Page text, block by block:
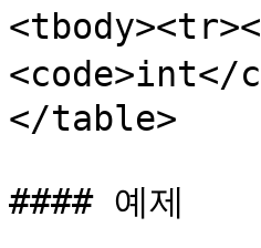
<code>int</
</table>
#### 예제